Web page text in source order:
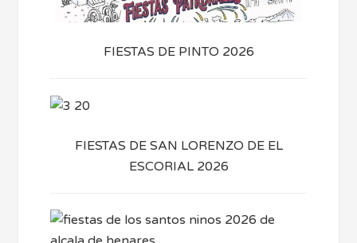
FIESTAS DE PINTO 2026
FIESTAS DE SAN LORENZO DE EL
ESCORIAL 2026